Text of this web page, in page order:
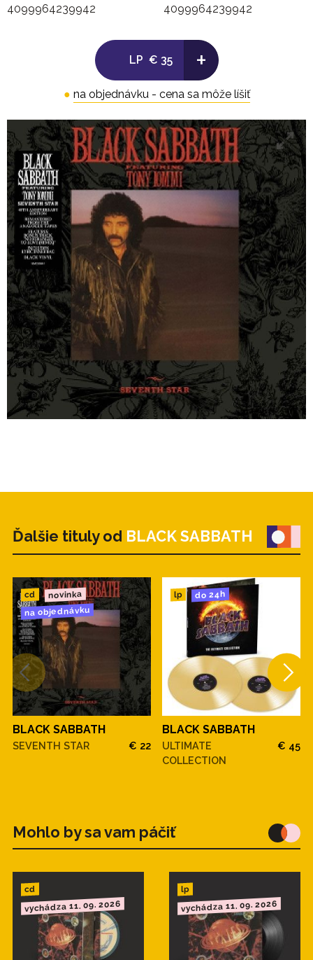
4099964239942
4099964239942
LP € 35 +
● na objednávku - cena sa môže líšiť
Ďalšie tituly od BLACK SABBATH
cd novinka
na objednávku
BLACK SABBATH
SEVENTH STAR € 22
lp do 24h
BLACK SABBATH
ULTIMATE
COLLECTION
€ 45
Mohlo by sa vam páčiť
cd
vychádza 11. 09. 2026
lp
vychádza 11. 09. 2026